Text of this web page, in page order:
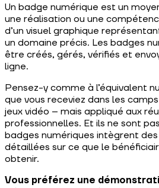
Un badge numérique est un
une réalisation ou une
d’un visuel graphique
un domaine précis. Les badges
être créés, gérés, vérifiés et
ligne.
Pensez-y comme à l’équivalent
que vous receviez dans les
jeux vidéo – mais appliqué aux
professionnelles. Et ils ne sont
badges numériques intègrent
détaillées sur ce que le
obtenir.
Vous préférez une